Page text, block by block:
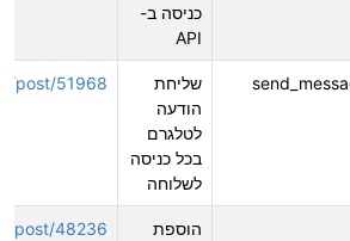
כניסה ב-
API
שליחת
הודעה
לטלגרם
בכל כניסה
לשלוחה
post/51968
הוספת
post/48236